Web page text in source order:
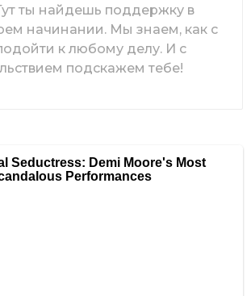
ты найдешь поддержку в
начинании. Мы знаем, как с
к любому делу. И с
подскажем тебе!